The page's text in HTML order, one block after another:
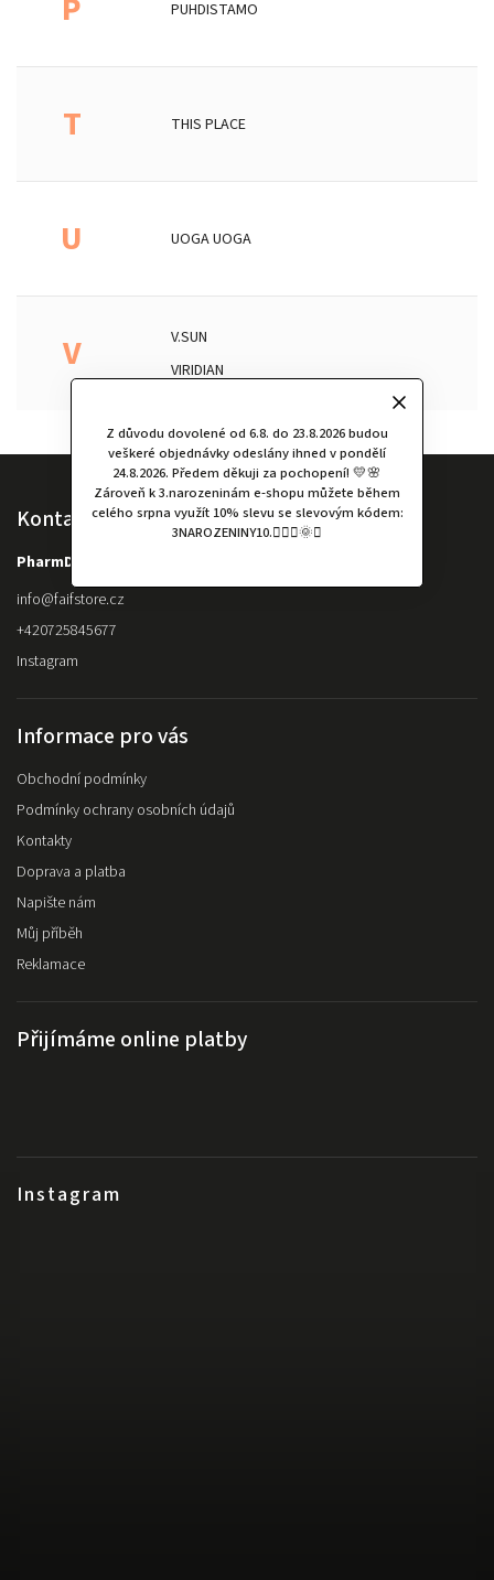
Z důvodu dovolené od 6.8. do 23.8.2026 budou
veškeré objednávky odeslány ihned v pondělí
24.8.2026. Předem děkuji za pochopení! 💛🌸
Zároveň k 3.narozeninám e-shopu můžete během
celého srpna využít 10% slevu se slevovým kódem:
3NAROZENINY10.🧚🏻‍♀️🌞✨
PUHDISTAMO
T THIS PLACE
U UOGA UOGA
V
V.SUN
VIRIDIAN
Instagram
Kontakt
PharmDr. Kateřina Faifr
info@faifstore.cz
+420725845677
Instagram
Informace pro vás
Obchodní podmínky
Podmínky ochrany osobních údajů
Kontakty
Doprava a platba
Napište nám
Můj příběh
Reklamace
Přijímáme online platby